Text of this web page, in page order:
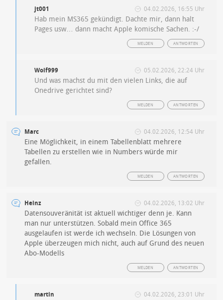
jt001 04.02.2026, 16:55 Uhr
Hab mein MS365 gekündigt. Dachte mir, dann halt
Pages usw… dann macht Apple komische Sachen. :-/
ANTWORTEN
MELDEN
Wolf999 05.02.2026, 22:24 Uhr
Und was machst du mit den vielen Links, die auf
Onedrive gerichtet sind?
ANTWORTEN
MELDEN
Marc 04.02.2026, 12:54 Uhr
Eine Möglichkeit, in einem Tabellenblatt mehrere
Tabellen zu erstellen wie in Numbers würde mir
gefallen.
ANTWORTEN
MELDEN
Heinz 04.02.2026, 13:02 Uhr
Datensouveränität ist aktuell wichtiger denn je. Kann
man nur unterstützen. Sobald mein Office 365
ausgelaufen ist werde ich wechseln. Die Lösungen von
Apple überzeugen mich nicht, auch auf Grund des neuen
Abo-Modells
ANTWORTEN
MELDEN
martin 04.02.2026, 23:01 Uhr